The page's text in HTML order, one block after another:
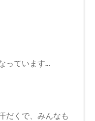
っています…
だくで、みんなも